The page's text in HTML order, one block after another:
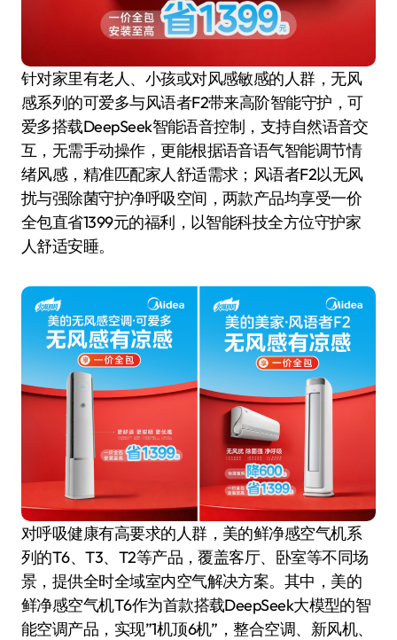
针对家里有老人、小孩或对风感敏感的人群，无风
感系列的可爱多与风语者F2带来高阶智能守护，可
爱多搭载DeepSeek智能语音控制，支持自然语音交
互，无需手动操作，更能根据语音语气智能调节情
绪风感，精准匹配家人舒适需求；风语者F2以无风
扰与强除菌守护净呼吸空间，两款产品均享受一价
全包直省1399元的福利，以智能科技全方位守护家
人舒适安睡。
对呼吸健康有高要求的人群，美的鲜净感空气机系
列的T6、T3、T2等产品，覆盖客厅、卧室等不同场
景，提供全时全域室内空气解决方案。其中，美的
鲜净感空气机T6作为首款搭载DeepSeek大模型的智
能空调产品，实现”1机顶6机”，整合空调、新风机、